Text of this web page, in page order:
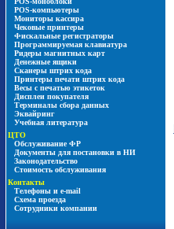
POS-компьютеры
Мониторы кассира
Чековые принтеры
Фискальные регистраторы
Программируемая клавиатура
Ридеры магнитных карт
Денежные ящики
Сканеры штрих кода
Принтеры печати штрих кода
Весы с печатью этикеток
Дисплеи покупателя
Терминалы сбора данных
Эквайринг
Учебная литература
ЦТО
Обслуживание ФР
Документы для постановки в НИ
Законодательство
Стоимость обслуживания
Контакты
Телефоны и e-mail
Схема проезда
Сотрудники компании